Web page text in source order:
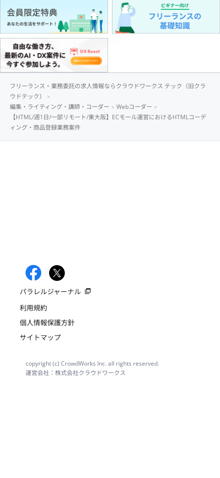
フリーランス・業務委託の求人情報ならクラウドワークス テック（旧クラ
ウドテック）
編集・ライティング・講師・コーダー
Webコーダー
【HTML/週1日/一部リモート/東大阪】ECモール運営におけるHTMLコーデ
ィング・商品登録業務案件
パラレルジャーナル
利用規約
個人情報保護方針
サイトマップ
copyright (c) CrowdWorks Inc. all rights reserved.
運営会社：株式会社クラウドワークス